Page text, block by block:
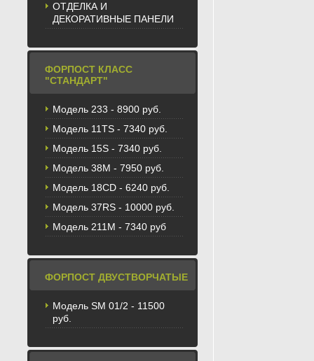
ОТДЕЛКА И
ДЕКОРАТИВНЫЕ ПАНЕЛИ
ФОРПОСТ КЛАСС
"СТАНДАРТ"
Модель 233 - 8900 руб.
Модель 11TS - 7340 руб.
Модель 15S - 7340 руб.
Модель 38M - 7950 руб.
Модель 18CD - 6240 руб.
Модель 37RS - 10000 руб.
Модель 211М - 7340 руб
ФОРПОСТ ДВУСТВОРЧАТЫЕ
Модель SM 01/2 - 11500
руб.